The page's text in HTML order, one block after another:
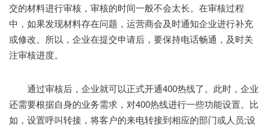
交的材料进行审核，审核的时间一般不会太长。在审核过程
中，如果发现材料存在问题，运营商会及时通知企业进行补充
或修改。所以，企业在提交申请后，要保持电话畅通，及时关
注审核进度。
通过审核后，企业就可以正式开通400热线了。此时，企业
还需要根据自身的业务需求，对400热线进行一些功能设置。比
如，设置呼叫转接，将客户的来电转接到相应的部门或人员;设